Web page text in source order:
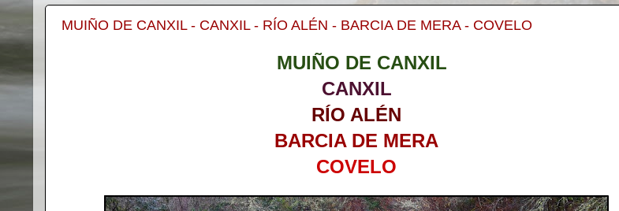
MUIÑO DE CANXIL - CANXIL - RÍO ALÉN - BARCIA DE MERA - COVELO
MUIÑO DE CANXIL
CANXIL
RÍO ALÉN
BARCIA DE MERA
COVELO